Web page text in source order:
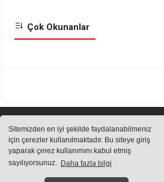
Sitemizden en iyi şekilde faydalanabilmeniz
için çerezler kullanılmaktadır. Bu siteye giriş
yaparak çerez kullanımını kabul etmiş
sayılıyorsunuz. Daha fazla bilgi
Çok Okunanlar
Sitemizde bulunan içeriklerin tüm hakları
kullanılamaz.